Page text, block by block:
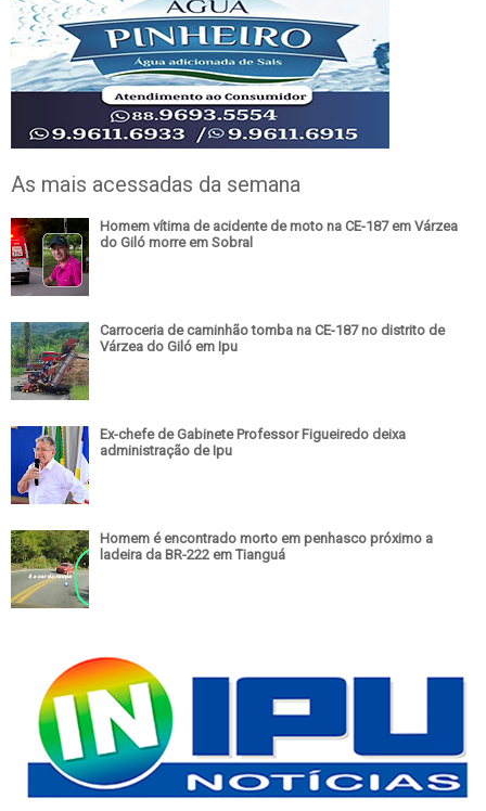
As mais acessadas da semana
Homem vítima de acidente de moto na CE-187 em Várzea
do Giló morre em Sobral
Carroceria de caminhão tomba na CE-187 no distrito de
Várzea do Giló em Ipu
Ex-chefe de Gabinete Professor Figueiredo deixa
administração de Ipu
Homem é encontrado morto em penhasco próximo a
ladeira da BR-222 em Tianguá